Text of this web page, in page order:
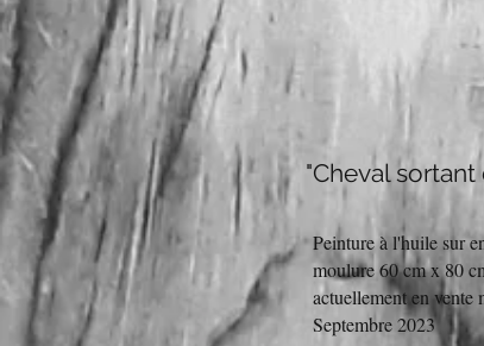
"Cheval sortant
Peinture à l'huile sur
moulure 60 cm x 80
actuellement en vente
Septembre 2023